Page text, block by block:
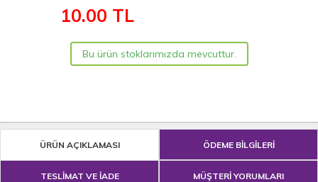
10.00 TL
Bu ürün stoklarımızda mevcuttur.
ÜRÜN AÇIKLAMASI ÖDEME BİLGİLERİ
TESLİMAT VE İADE MÜŞTERİ YORUMLARI